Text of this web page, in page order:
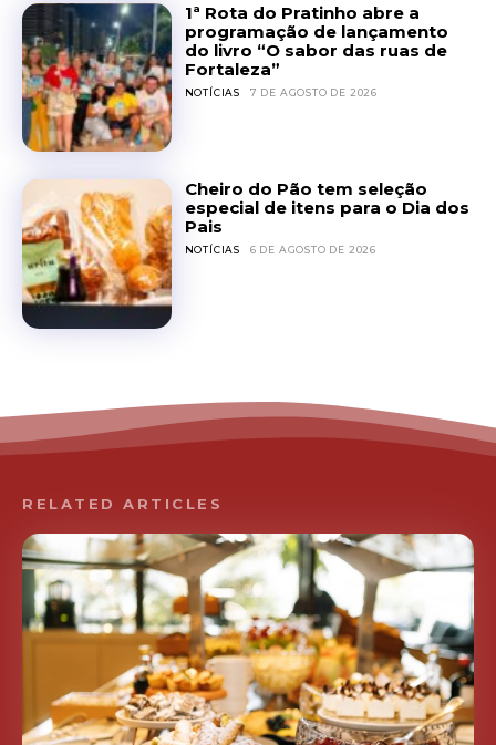
1ª Rota do Pratinho abre a
programação de lançamento
do livro “O sabor das ruas de
Fortaleza”
NOTÍCIAS 7 DE AGOSTO DE 2026
Cheiro do Pão tem seleção
especial de itens para o Dia dos
Pais
NOTÍCIAS 6 DE AGOSTO DE 2026
RELATED ARTICLES